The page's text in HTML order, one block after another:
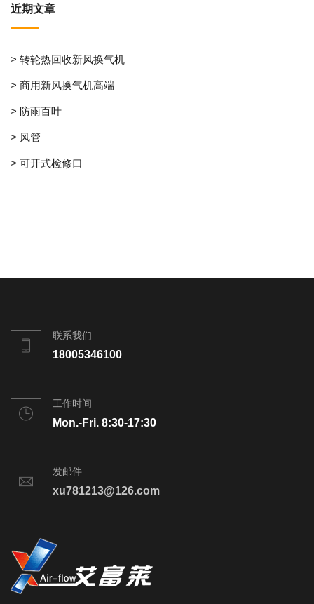
近期文章
> 转轮热回收新风换气机
> 商用新风换气机高端
> 防雨百叶
> 风管
> 可开式检修口
联系我们
18005346100
工作时间
Mon.-Fri. 8:30-17:30
发邮件
xu781213@126.com